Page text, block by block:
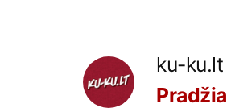
ku-ku.lt
Pradžia